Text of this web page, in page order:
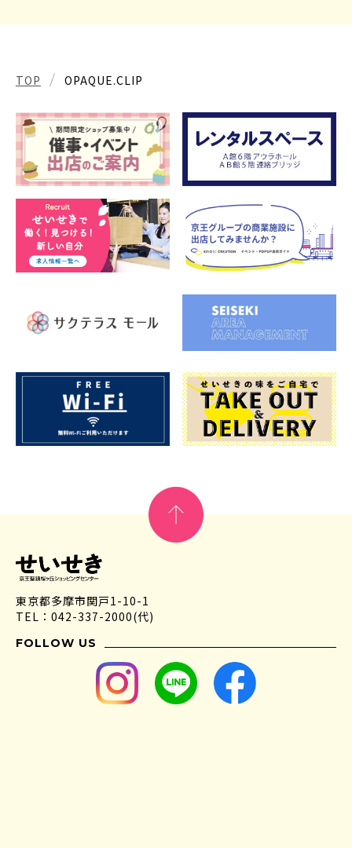
TOP OPAQUE.CLIP
東京都多摩市関戸1-10-1
TEL：042-337-2000(代)
FOLLOW US